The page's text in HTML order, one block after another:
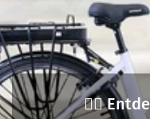
🚴‍♂️